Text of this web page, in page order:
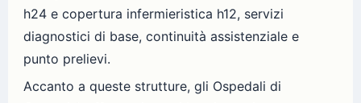
h24 e copertura infermieristica h12, servizi
diagnostici di base, continuità assistenziale e
punto prelievi.
Accanto a queste strutture, gli Ospedali di